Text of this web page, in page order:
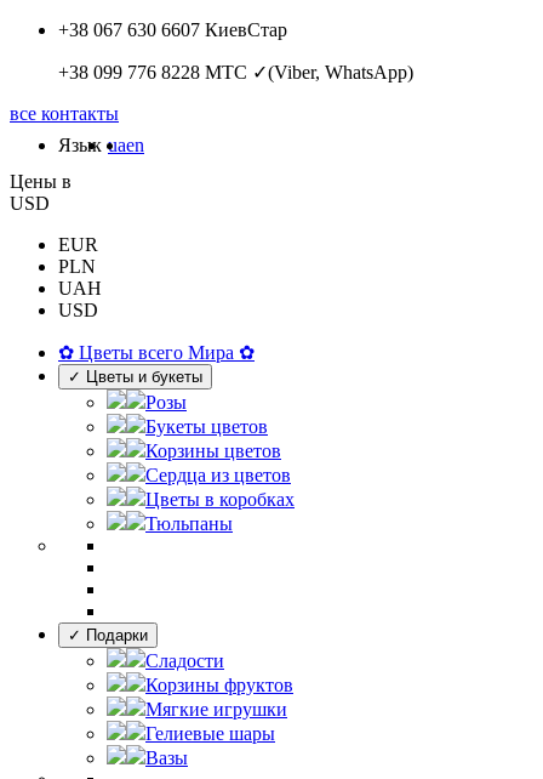
+38 067 630 6607 КиевСтар
+38 099 776 8228 МТС ✓(Viber, WhatsApp)
все контакты
Язык uaen
Цены в
USD
EUR
PLN
UAH
USD
✿ Цветы всего Мира ✿
✓ Цветы и букеты
Розы
Букеты цветов
Корзины цветов
Сердца из цветов
Цветы в коробках
Тюльпаны
✓ Подарки
Сладости
Корзины фруктов
Мягкие игрушки
Гелиевые шары
Вазы